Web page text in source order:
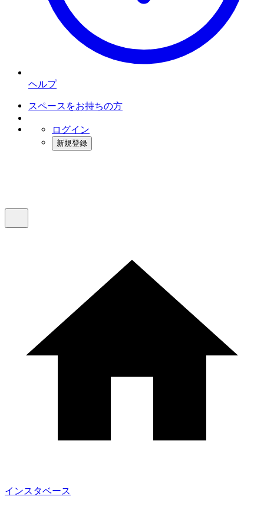
ヘルプ
スペースをお持ちの方
ログイン
新規登録
インスタベース